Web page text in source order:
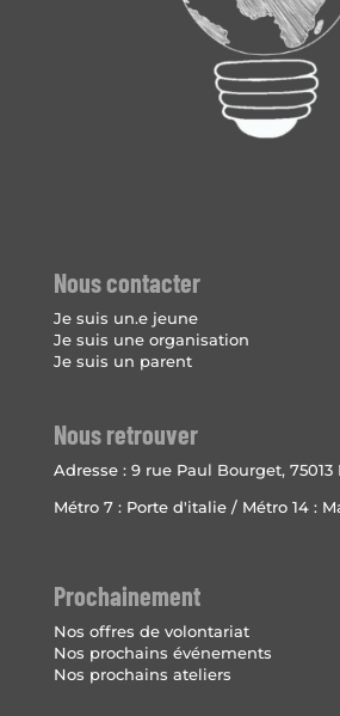
Nous contacter
Je suis un.e jeune
Je suis une organisation
Je suis un parent
Nous retrouver
Adresse : 9 rue Paul Bourget, 75013
Métro 7 : Porte d'italie / Métro 14 :
Prochainement
Nos offres de volontariat
Nos prochains événements
Nos prochains ateliers